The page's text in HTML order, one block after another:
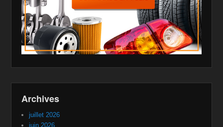
Archives
juillet 2026
juin 2026